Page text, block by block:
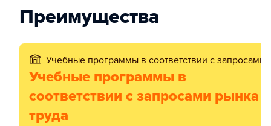
Преимущества
Учебные программы в соответствии с запросами
Учебные программы в
соответствии с запросами рынка
труда